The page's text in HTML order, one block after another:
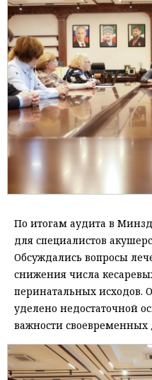
По итогам аудита в
для специалистов
Обсуждались вопросы
снижения числа
перинатальных исходов.
уделено недостаточной
важности своевременных